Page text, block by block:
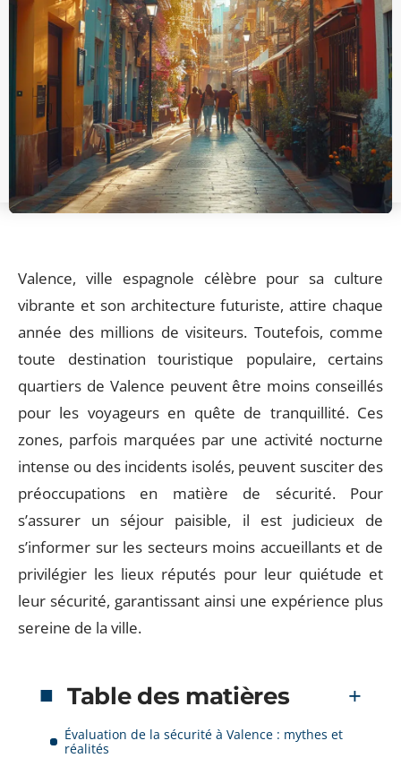
Valence, ville espagnole célèbre pour sa culture
vibrante et son architecture futuriste, attire chaque
année des millions de visiteurs. Toutefois, comme
toute destination touristique populaire, certains
quartiers de Valence peuvent être moins conseillés
pour les voyageurs en quête de tranquillité. Ces
zones, parfois marquées par une activité nocturne
intense ou des incidents isolés, peuvent susciter des
préoccupations en matière de sécurité. Pour
s’assurer un séjour paisible, il est judicieux de
s’informer sur les secteurs moins accueillants et de
privilégier les lieux réputés pour leur quiétude et
leur sécurité, garantissant ainsi une expérience plus
sereine de la ville.
Table des matières
Évaluation de la sécurité à Valence : mythes et
réalités